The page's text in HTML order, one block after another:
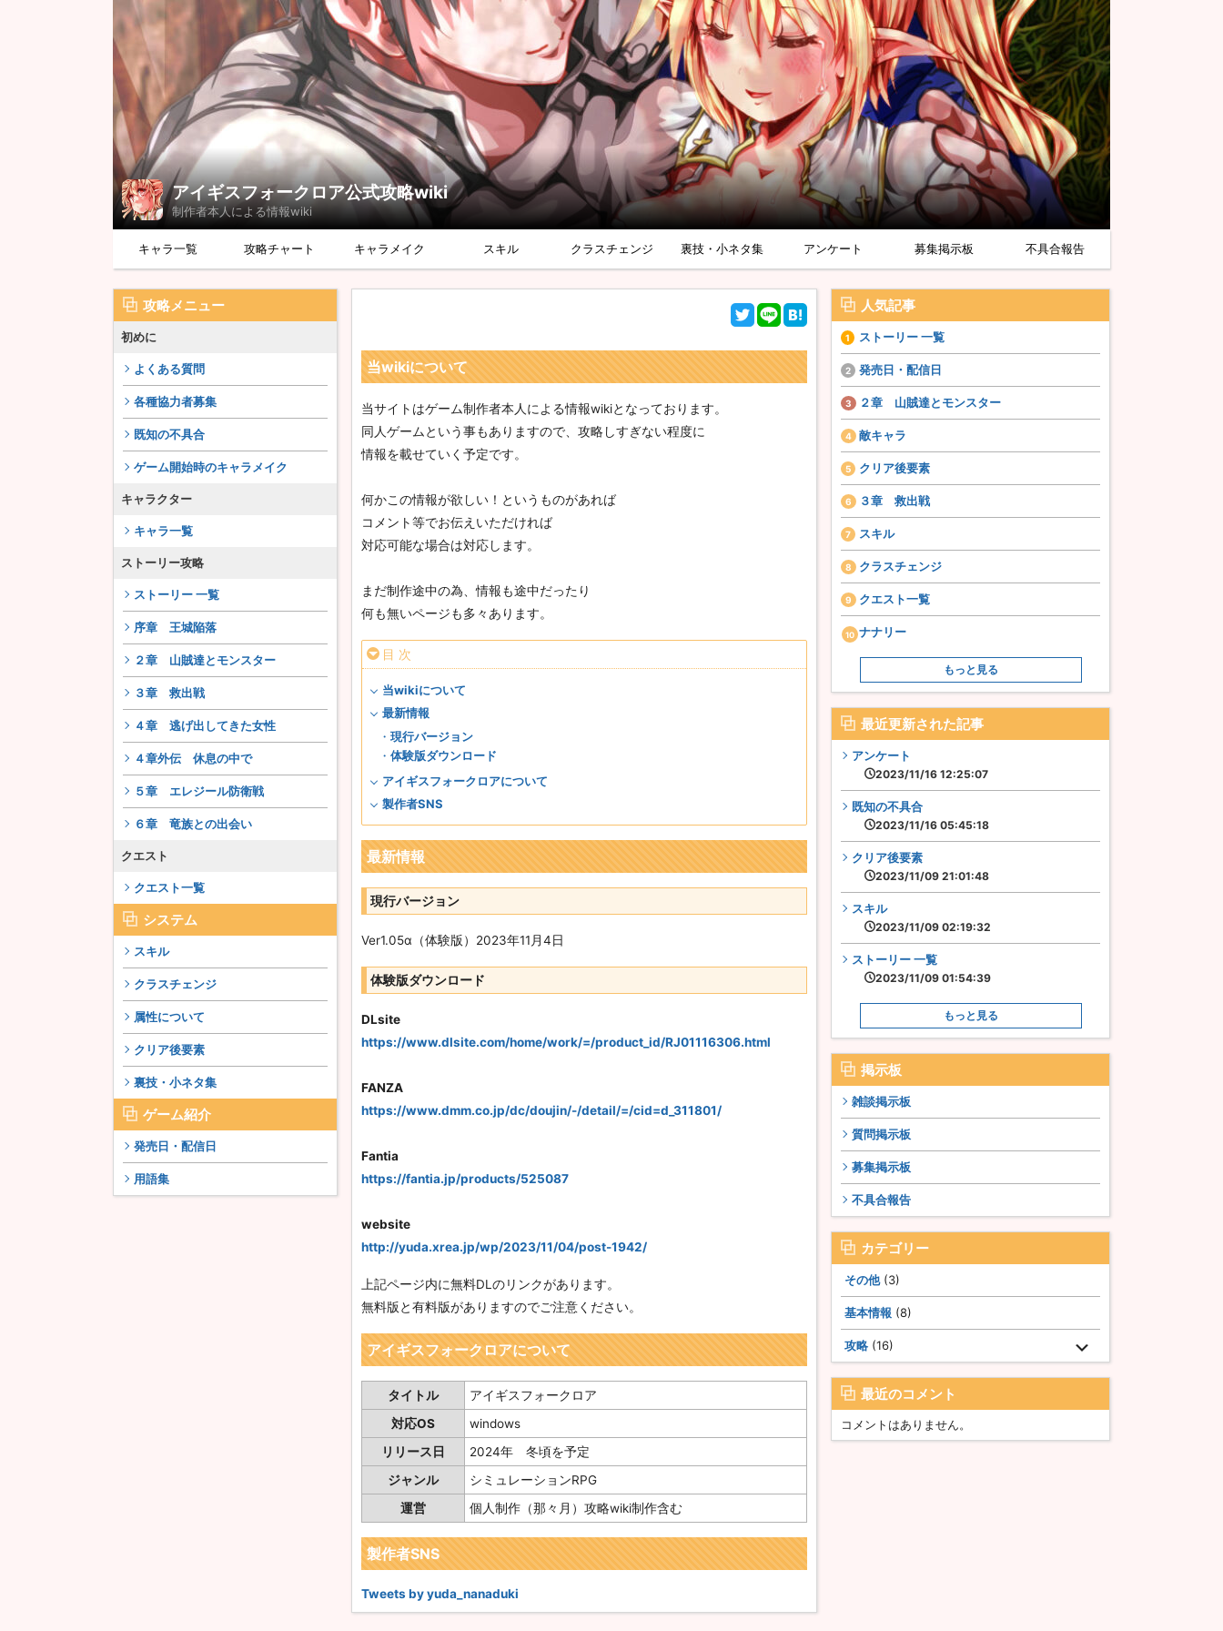
アイギスフォークロア公式攻略wiki
制作者本人による情報wiki
キャラ一覧 攻略チャート キャラメイク スキル クラスチェンジ 裏技・小ネタ集 アンケート 募集掲示板 不具合報告
攻略メニュー
初めに
よくある質問
各種協力者募集
既知の不具合
ゲーム開始時のキャラメイク
キャラクター
キャラ一覧
ストーリー攻略
ストーリー 一覧
序章 王城陥落
２章 山賊達とモンスター
３章 救出戦
４章 逃げ出してきた女性
４章外伝 休息の中で
５章 エレジール防衛戦
６章 竜族との出会い
クエスト
クエスト一覧
システム
スキル
クラスチェンジ
属性について
クリア後要素
裏技・小ネタ集
ゲーム紹介
発売日・配信日
用語集
当wikiについて
当サイトはゲーム制作者本人による情報wikiとなっております。
同人ゲームという事もありますので、攻略しすぎない程度に
情報を載せていく予定です。
何かこの情報が欲しい！というものがあれば
コメント等でお伝えいただければ
対応可能な場合は対応します。
まだ制作途中の為、情報も途中だったり
何も無いページも多々あります。
目 次
当wikiについて
最新情報
現行バージョン
体験版ダウンロード
アイギスフォークロアについて
製作者SNS
最新情報
現行バージョン
Ver1.05α（体験版）2023年11月4日
体験版ダウンロード
DLsite
https://www.dlsite.com/home/work/=/product_id/RJ01116306.html
FANZA
https://www.dmm.co.jp/dc/doujin/-/detail/=/cid=d_311801/
Fantia
https://fantia.jp/products/525087
website
http://yuda.xrea.jp/wp/2023/11/04/post-1942/
上記ページ内に無料DLのリンクがあります。
無料版と有料版がありますのでご注意ください。
アイギスフォークロアについて
タイトル
アイギスフォークロア
対応OS
windows
リリース日
2024年 冬頃を予定
ジャンル
シミュレーションRPG
運営
個人制作（那々月）攻略wiki制作含む
製作者SNS
Tweets by yuda_nanaduki
人気記事
ストーリー 一覧
発売日・配信日
２章 山賊達とモンスター
敵キャラ
クリア後要素
３章 救出戦
スキル
クラスチェンジ
クエスト一覧
ナナリー
もっと見る
最近更新された記事
アンケート
2023/11/16 12:25:07
既知の不具合
2023/11/16 05:45:18
クリア後要素
2023/11/09 21:01:48
スキル
2023/11/09 02:19:32
ストーリー 一覧
2023/11/09 01:54:39
もっと見る
掲示板
雑談掲示板
質問掲示板
募集掲示板
不具合報告
カテゴリー
その他(3)
基本情報 (8)
攻略 (16)
最近のコメント
コメントはありません。